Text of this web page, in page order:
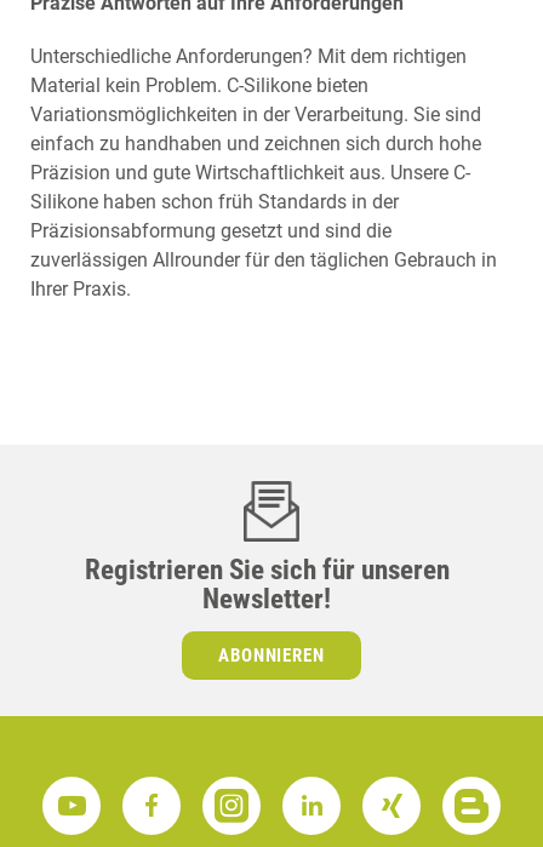
Unterschiedliche Anforderungen? Mit dem richtigen
Material kein Problem. C-Silikone bieten
Variationsmöglichkeiten in der Verarbeitung. Sie sind
einfach zu handhaben und zeichnen sich durch hohe
Präzision und gute Wirtschaftlichkeit aus. Unsere C-
Silikone haben schon früh Standards in der
Präzisionsabformung gesetzt und sind die
zuverlässigen Allrounder für den täglichen Gebrauch in
Ihrer Praxis.
Registrieren Sie sich für unseren
Newsletter!
ABONNIEREN